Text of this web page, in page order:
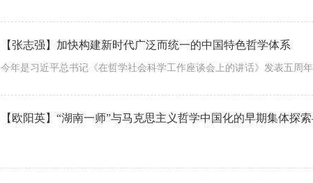
【张志强】加快构建新时代广泛而统一的中国特色哲学体系
今年是习近平总书记《在哲学社会科学工作座谈会上的讲话》发表五周年
【欧阳英】“湖南一师”与马克思主义哲学中国化的早期集体